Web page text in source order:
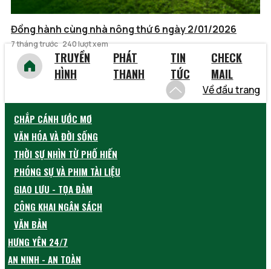
Đồng hành cùng nhà nông thứ 6 ngày 2/01/2026
7 tháng trước 240 lượt xem
TRUYỀN
HÌNH
PHÁT
THANH
TIN
TỨC
CHECK
MAIL
Về đầu trang
CHẮP CÁNH ƯỚC MƠ
VĂN HÓA VÀ ĐỜI SỐNG
THỜI SỰ NHÌN TỪ PHỐ HIẾN
PHÓNG SỰ VÀ PHIM TÀI LIỆU
GIAO LƯU - TỌA ĐÀM
CÔNG KHAI NGÂN SÁCH
VĂN BẢN
HƯNG YÊN 24/7
AN NINH - AN TOÀN